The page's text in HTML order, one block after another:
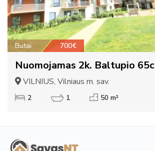
Butai 700€
Nuomojamas 2k. Baltupio 65c
VILNIUS, Vilniaus m. sav.
2 1 50 m²